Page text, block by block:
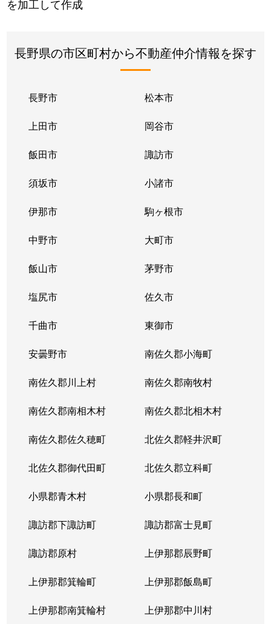
を加工して作成
長野県の市区町村から不動産仲介情報を探す
長野市 松本市
上田市 岡谷市
飯田市 諏訪市
須坂市 小諸市
伊那市 駒ヶ根市
中野市 大町市
飯山市 茅野市
塩尻市 佐久市
千曲市 東御市
安曇野市 南佐久郡小海町
南佐久郡川上村 南佐久郡南牧村
南佐久郡南相木村 南佐久郡北相木村
南佐久郡佐久穂町 北佐久郡軽井沢町
北佐久郡御代田町 北佐久郡立科町
小県郡青木村 小県郡長和町
諏訪郡下諏訪町 諏訪郡富士見町
諏訪郡原村 上伊那郡辰野町
上伊那郡箕輪町 上伊那郡飯島町
上伊那郡南箕輪村 上伊那郡中川村